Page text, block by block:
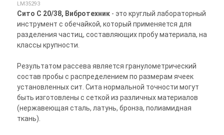
LM35293
Сито С 20/38, Вибротехник - это круглый лабораторный
инструмент с обечайкой, который применяется для
разделения частиц, составляющих пробу материала, на
классы крупности.
Результатом рассева является гранулометрический
состав пробы с распределением по размерам ячеек
установленных сит. Сита нормальной точности могут
быть изготовлены с сеткой из различных материалов
(нержавеющая сталь, латунь, бронза, полиамидная
ткань).